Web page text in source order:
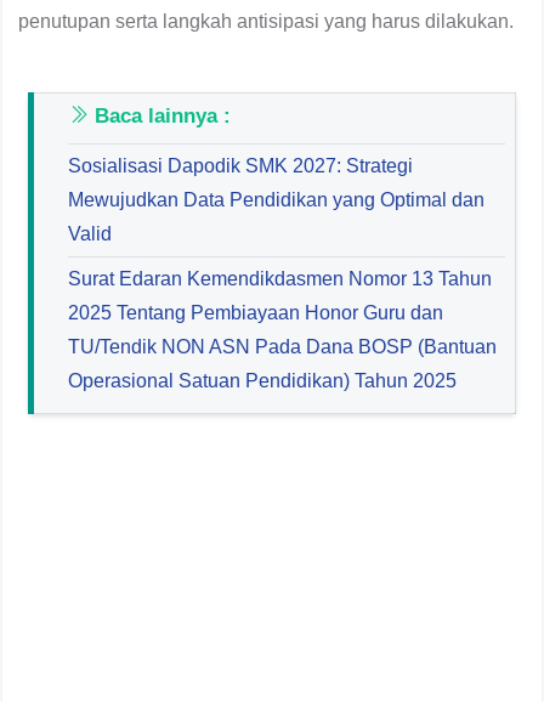
penutupan serta langkah antisipasi yang harus dilakukan.
Baca lainnya :
Sosialisasi Dapodik SMK 2027: Strategi
Mewujudkan Data Pendidikan yang Optimal dan
Valid
Surat Edaran Kemendikdasmen Nomor 13 Tahun
2025 Tentang Pembiayaan Honor Guru dan
TU/Tendik NON ASN Pada Dana BOSP (Bantuan
Operasional Satuan Pendidikan) Tahun 2025